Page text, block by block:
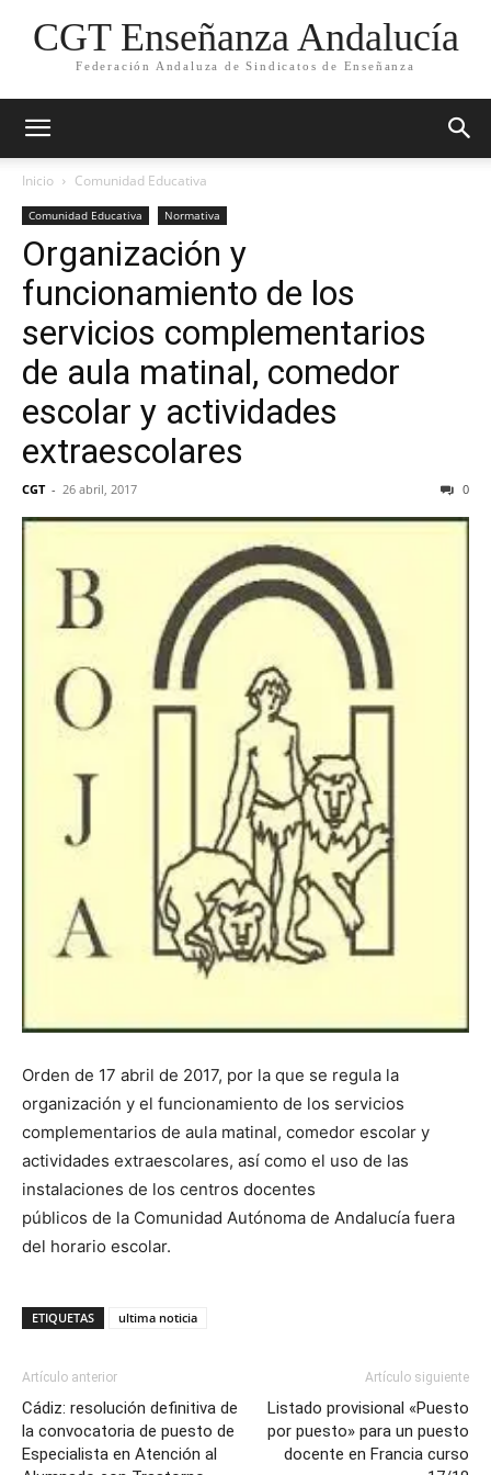
CGT Enseñanza Andalucía
Federación Andaluza de Sindicatos de Enseñanza
Inicio Comunidad Educativa
Comunidad Educativa Normativa
Organización y
funcionamiento de los
servicios complementarios
de aula matinal, comedor
escolar y actividades
extraescolares
CGT - 26 abril, 2017 0
Orden de 17 abril de 2017, por la que se regula la
organización y el funcionamiento de los servicios
complementarios de aula matinal, comedor escolar y
actividades extraescolares, así como el uso de las
instalaciones de los centros docentes
públicos de la Comunidad Autónoma de Andalucía fuera
del horario escolar.
ETIQUETAS ultima noticia
Artículo anterior
Cádiz: resolución definitiva de
la convocatoria de puesto de
Especialista en Atención al
Artículo siguiente
Listado provisional «Puesto
por puesto» para un puesto
docente en Francia curso